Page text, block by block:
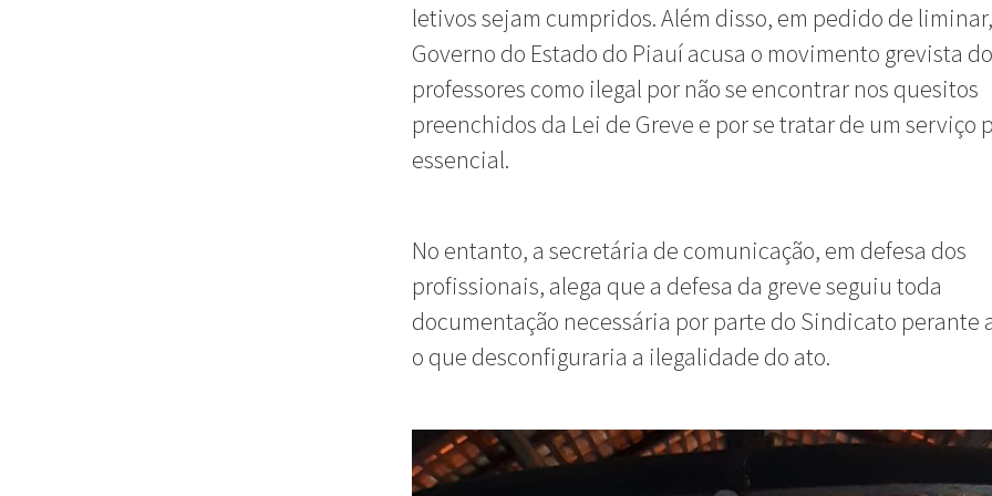
letivos sejam cumpridos. Além disso, em pedido de
Governo do Estado do Piauí acusa o movimento grevista
professores como ilegal por não se encontrar nos quesitos
preenchidos da Lei de Greve e por se tratar de um serviço
essencial.
No entanto, a secretária de comunicação, em defesa dos
profissionais, alega que a defesa da greve seguiu toda
documentação necessária por parte do Sindicato perante
o que desconfiguraria a ilegalidade do ato.